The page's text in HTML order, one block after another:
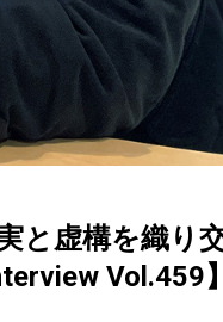
と虚構を織り
Vol.459】